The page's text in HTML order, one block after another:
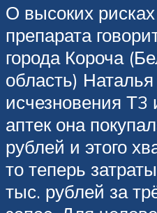
О высоких
препарата
города Короча
область)
исчезновения Т3
аптек она
рублей и этого
то теперь
тыс. рублей за